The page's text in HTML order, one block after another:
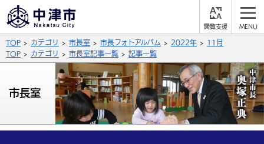
支
背景色
青 白
文字の大きさ
拡大 標準 縮小
公式SNS
X (Twitter) YouTube
サイト内検索
TOP カテゴリ 市長室 市長フォトアルバム 2022年
11月
TOP
カテゴリ 市長室記事一覧 記事一覧
市長室